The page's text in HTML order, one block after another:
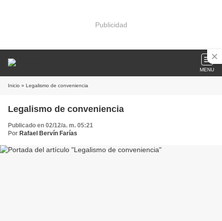
Publicidad
MENU
Inicio » Legalismo de conveniencia
Legalismo de conveniencia
Publicado en 02/12/a. m. 05:21
Por Rafael Bervín Farías